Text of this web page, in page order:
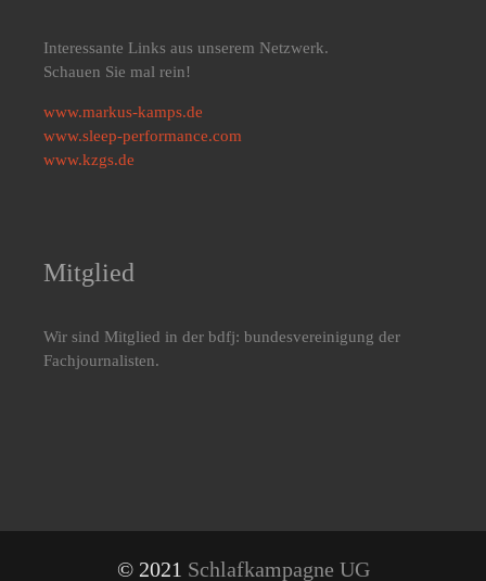
Interessante Links aus unserem Netzwerk.
Schauen Sie mal rein!
www.markus-kamps.de
www.sleep-performance.com
www.kzgs.de
Mitglied
Wir sind Mitglied in der bdfj: bundesvereinigung der
Fachjournalisten.
© 2021 Schlafkampagne UG